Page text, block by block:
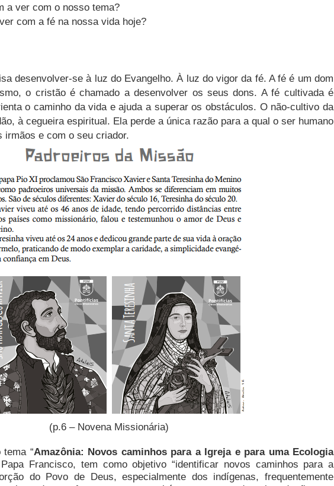
a ver com o nosso tema?
com a fé na nossa vida hoje?
desenvolver-se à luz do Evangelho. À luz do vigor da fé. A fé é um dom
o cristão é chamado a desenvolver os seus dons. A fé cultivada é
o caminho da vida e ajuda a superar os obstáculos. O não-cultivo da
à cegueira espiritual. Ela perde a única razão para a qual o ser humano
e com o seu criador.
(p.6 – Novena Missionária)
“Amazônia: Novos caminhos para a Igreja e para uma Ecologia
Francisco, tem como objetivo “identificar novos caminhos para a
do Povo de Deus, especialmente dos indígenas, frequentemente